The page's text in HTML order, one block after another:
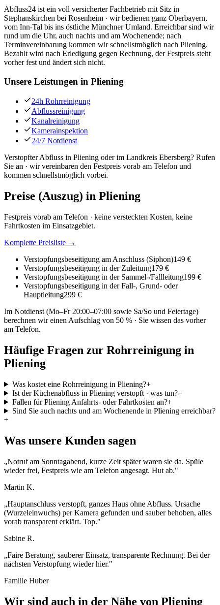
Abfluss24 ist ein voll versicherter Fachbetrieb mit Sitz in
Stephanskirchen bei Rosenheim · wir bedienen ganz Oberbayern,
vom Inn-Tal bis ins östliche Münchner Umland. Erreichbar sind wir
rund um die Uhr, auch nachts und am Wochenende; nach
Terminvereinbarung kommen wir schnellstmöglich nach Pliening.
Bezahlt wird nach Erledigung gegen Rechnung, der Festpreis steht
vorher fest und ändert sich nicht.
Unsere Leistungen in Pliening
24h Rohrreinigung
Abflussreinigung
Kanalreinigung
Kamerainspektion
24/7 Notdienst
Verstopfter Abfluss in Pliening oder im Landkreis Ebersberg? Rufen
Sie an · wir vereinbaren den Festpreis vorab am Telefon und
kommen schnellstmöglich vorbei.
Preise (Auszug) in Pliening
Festpreis vorab am Telefon · keine versteckten Kosten, keine
Fahrtkosten im Einsatzgebiet.
Komplette Preisliste →
Verstopfungsbeseitigung am Anschluss (Siphon)149 €
Verstopfungsbeseitigung in der Zuleitung179 €
Verstopfungsbeseitigung in der Sammel-/Fallleitung199 €
Verstopfungsbeseitigung in der Fall-, Grund- oder
Hauptleitung299 €
Im Notdienst (Mo–Fr 20:00–07:00 sowie Sa/So und Feiertage)
berechnen wir einen Aufschlag von 50 % · Sie wissen das vorher
am Telefon.
Häufige Fragen zur Rohrreinigung in
Pliening
Was kostet eine Rohrreinigung in Pliening?+
Ist der Küchenabfluss in Pliening verstopft · was tun?+
Fallen für Pliening Anfahrts- oder Fahrtkosten an?+
Sind Sie auch nachts und am Wochenende in Pliening erreichbar?
+
Was unsere Kunden sagen
„Notruf am Sonntagabend, kurze Zeit später waren sie da. Spüle
wieder frei, Festpreis wie am Telefon angesagt. Hut ab."
Martin K.
„Hauptanschluss verstopft, ganzes Haus ohne Abfluss. Ursache
(Wurzeleinwuchs) per Kamera gefunden und sauber behoben, alles
vorab transparent erklärt. Top."
Sabine R.
„Faire Beratung, sauberer Einsatz, transparente Rechnung. Bei der
nächsten Verstopfung wieder hier."
Familie Huber
Wir sind auch in der Nähe von Pliening